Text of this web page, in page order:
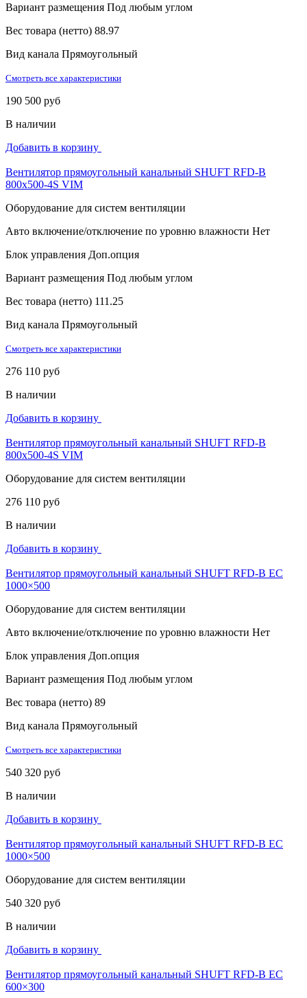
Вариант размещения Под любым углом
Вес товара (нетто) 88.97
Вид канала Прямоугольный
Смотреть все характеристики
190 500 руб
В наличии
Добавить в корзину
Вентилятор прямоугольный канальный SHUFT RFD-B
800х500-4S VIM
Оборудование для систем вентиляции
Авто включение/отключение по уровню влажности Нет
Блок управления Доп.опция
Вариант размещения Под любым углом
Вес товара (нетто) 111.25
Вид канала Прямоугольный
Смотреть все характеристики
276 110 руб
В наличии
Добавить в корзину
Вентилятор прямоугольный канальный SHUFT RFD-B
800х500-4S VIM
Оборудование для систем вентиляции
276 110 руб
В наличии
Добавить в корзину
Вентилятор прямоугольный канальный SHUFT RFD-B EC
1000×500
Оборудование для систем вентиляции
Авто включение/отключение по уровню влажности Нет
Блок управления Доп.опция
Вариант размещения Под любым углом
Вес товара (нетто) 89
Вид канала Прямоугольный
Смотреть все характеристики
540 320 руб
В наличии
Добавить в корзину
Вентилятор прямоугольный канальный SHUFT RFD-B EC
1000×500
Оборудование для систем вентиляции
540 320 руб
В наличии
Добавить в корзину
Вентилятор прямоугольный канальный SHUFT RFD-B EC
600×300